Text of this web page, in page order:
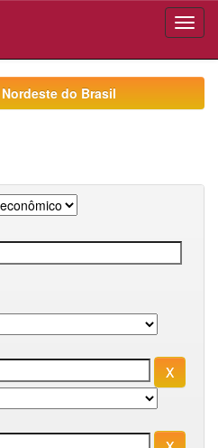
do Brasil